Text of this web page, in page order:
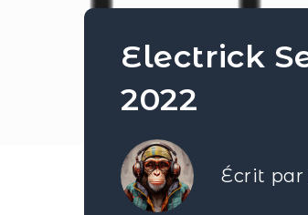
Electrick
2022
Écrit par